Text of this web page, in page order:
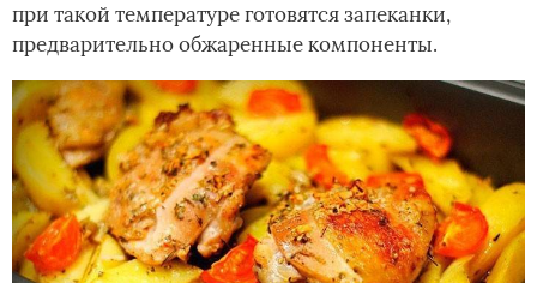
при такой температуре готовятся запеканки,
предварительно обжаренные компоненты.